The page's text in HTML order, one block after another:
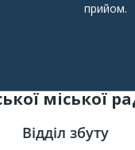
прийом.
міської
Відділ збуту